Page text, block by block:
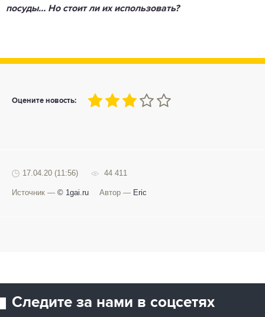
посуды… Но стоит ли их использовать?
Оцените новость:
60
1 2 3 4 5
17.04.20 (11:56) 44 411
Источник — © 1gai.ru Автор — Eric
Следите за нами в соцсетях